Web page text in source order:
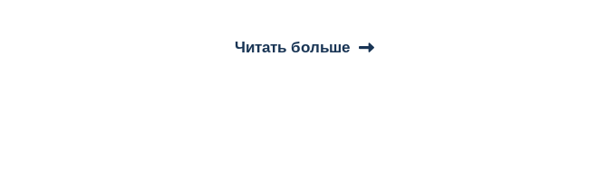
Читать больше